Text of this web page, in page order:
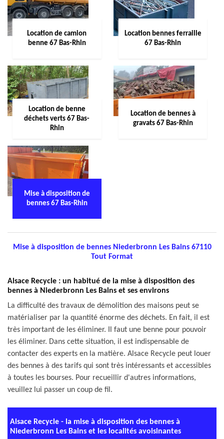
Location de camion
benne 67 Bas-Rhin
Location bennes ferraille
67 Bas-Rhin
Location de benne
déchets verts 67 Bas-
Rhin
Location de bennes à
gravats 67 Bas-Rhin
Mise à disposition de
bennes 67 Bas-Rhin
Mise à disposition de bennes Niederbronn Les Bains 67110
Tout Format
Alsace Recycle : un habitué de la mise à disposition des
bennes à Niederbronn Les Bains et ses environs
La difficulté des travaux de démolition des maisons peut se
matérialiser par la quantité énorme des déchets. En fait, il est
très important de les éliminer. Il faut une benne pour pouvoir
les éliminer. Dans cette situation, il est indispensable de
contacter des experts en la matière. Alsace Recycle peut louer
des bennes à des tarifs qui sont très intéressants et accessibles
à toutes les bourses. Pour recueillir d'autres informations,
veuillez lui passer un coup de fil.
Alsace Recycle - la mise à disposition des bennes à
Niederbronn Les Bains et les localités avoisinantes